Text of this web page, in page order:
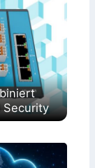
Security